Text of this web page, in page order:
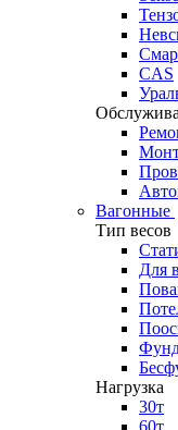
CAS
Вагонные
Тип весов
Для
Нагрузка
30т
60т